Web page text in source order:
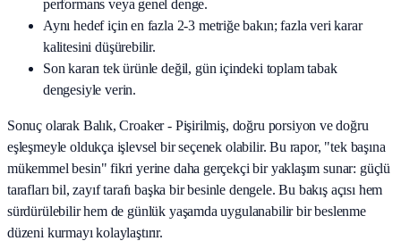
performans veya genel denge.
Aynı hedef için en fazla 2-3 metriğe bakın; fazla veri karar
kalitesini düşürebilir.
Son kararı tek ürünle değil, gün içindeki toplam tabak
dengesiyle verin.
Sonuç olarak Balık, Croaker - Pişirilmiş, doğru porsiyon ve doğru
eşleşmeyle oldukça işlevsel bir seçenek olabilir. Bu rapor, "tek başına
mükemmel besin" fikri yerine daha gerçekçi bir yaklaşım sunar: güçlü
tarafları bil, zayıf tarafı başka bir besinle dengele. Bu bakış açısı hem
sürdürülebilir hem de günlük yaşamda uygulanabilir bir beslenme
düzeni kurmayı kolaylaştırır.